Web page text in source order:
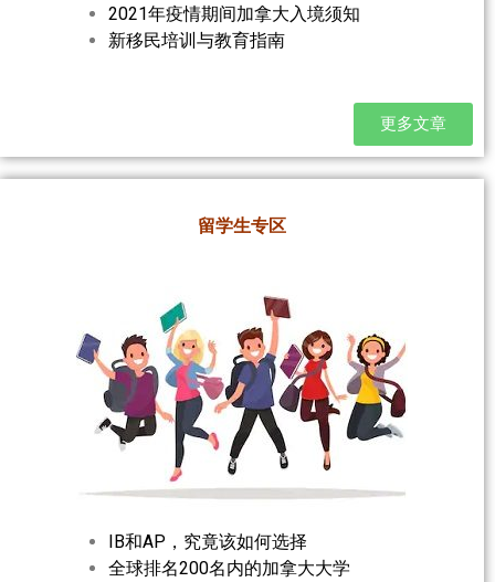
2021年疫情期间加拿大入境须知
新移民培训与教育指南
更多文章
留学生专区
IB和AP，究竟该如何选择
全球排名200名内的加拿大大学